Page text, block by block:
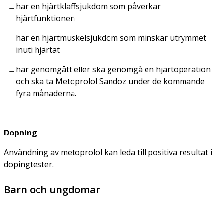
har en hjärtklaffsjukdom som påverkar
hjärtfunktionen
har en hjärtmuskelsjukdom som minskar utrymmet
inuti hjärtat
har genomgått eller ska genomgå en hjärtoperation
och ska ta Metoprolol Sandoz under de kommande
fyra månaderna.
Dopning
Användning av metoprolol kan leda till positiva resultat i
dopingtester.
Barn och ungdomar